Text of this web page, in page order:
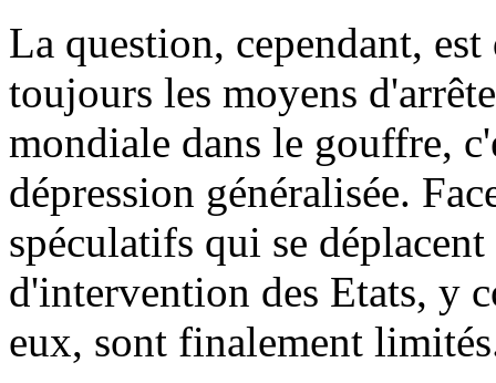
La question, cependant,
toujours les moyens
mondiale dans le gouffre,
dépression généralisée.
spéculatifs qui se
d'intervention des Etats, y
eux, sont finalement